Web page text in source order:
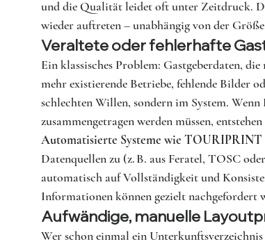
und die Qualität leidet oft unter Zeitdruck.
wieder auftreten – unabhängig von der
Veraltete oder fehlerhafte
Ein klassisches Problem: Gastgeberdaten,
mehr existierende Betriebe, fehlende Bilder
schlechten Willen, sondern im System.
zusammengetragen werden müssen,
Automatisierte Systeme wie TOURIPRINT
Datenquellen zu (z. B. aus Feratel, TOSC
automatisch auf Vollständigkeit und
Informationen können gezielt nachgefordert
Aufwändige, manuelle
Wer schon einmal ein